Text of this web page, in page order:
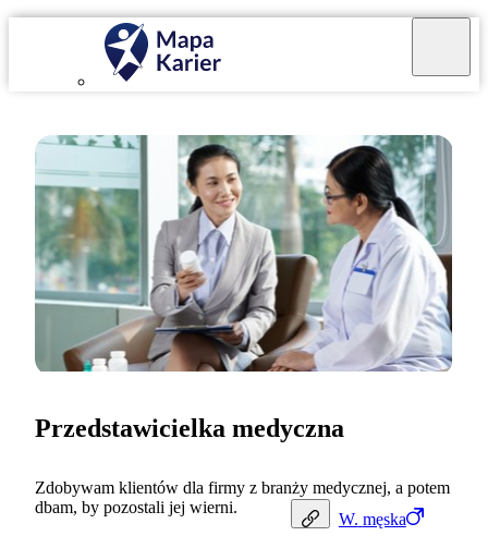
W. męska
Przedstawicielka medyczna
Zdobywam klientów dla firmy z branży medycznej, a potem
dbam, by pozostali jej wierni.